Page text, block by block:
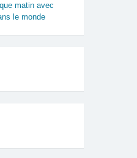
matin avec
le monde